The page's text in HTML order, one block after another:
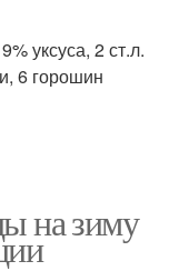
уксуса, 2 ст.л.
6 горошин
на зиму